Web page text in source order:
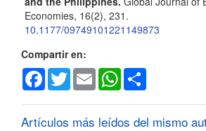
Economies, 16(2), 231.
10.1177/09749101221149873
Compartir en:
Facebook
TwitterEmail WhatsApp
Artículos más leídos del mismo